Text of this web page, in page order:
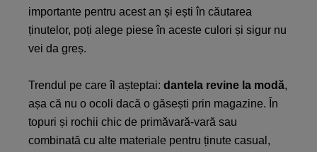
importante pentru acest an și ești în căutarea
ținutelor, poți alege piese în aceste culori și sigur nu
vei da greș.
Trendul pe care îl așteptai: dantela revine la modă,
așa că nu o ocoli dacă o găsești prin magazine. În
topuri și rochii chic de primăvară-vară sau
combinată cu alte materiale pentru ținute casual,